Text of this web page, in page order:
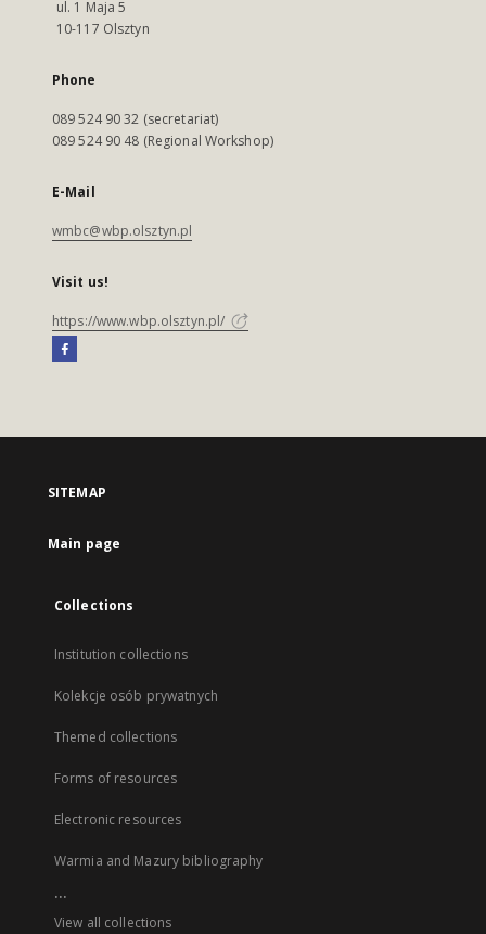
ul. 1 Maja 5
10-117 Olsztyn
Phone
089 524 90 32 (secretariat)
089 524 90 48 (Regional Workshop)
E-Mail
wmbc@wbp.olsztyn.pl
Visit us!
https://www.wbp.olsztyn.pl/
SITEMAP
Main page
Collections
Institution collections
Kolekcje osób prywatnych
Themed collections
Forms of resources
Electronic resources
Warmia and Mazury bibliography
...
View all collections